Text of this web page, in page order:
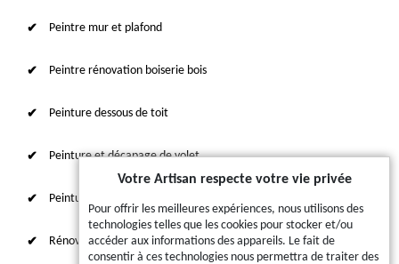
Peintre mur et plafond
Peintre rénovation boiserie bois
Peinture dessous de toit
Peinture et décapage de volet
Peinture sur tuile et toiture
Rénovation intérieure 87
Votre Artisan respecte votre vie privée
Pour offrir les meilleures expériences, nous utilisons des
technologies telles que les cookies pour stocker et/ou
accéder aux informations des appareils. Le fait de
consentir à ces technologies nous permettra de traiter des